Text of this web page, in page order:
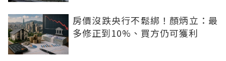
房價沒跌央行不鬆綁！顏炳立：最
多修正到10%、買方仍可獲利